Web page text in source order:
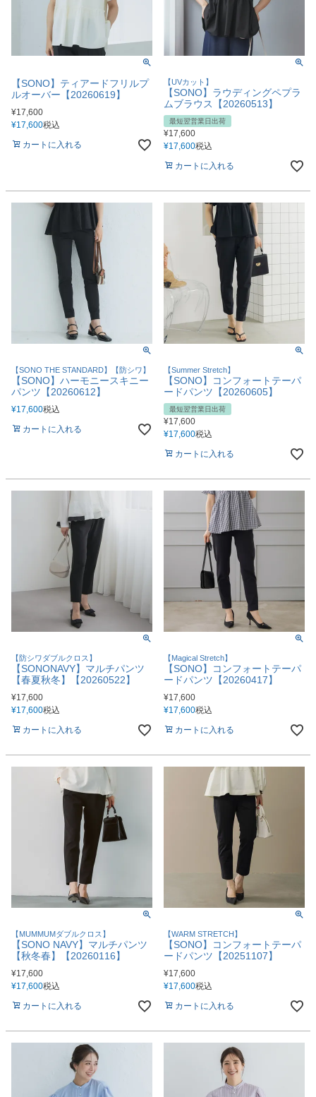
【SONO】ティアードフリルプ
ルオーバー【20260619】
¥17,600
¥17,600税込
カートに入れる
【UVカット】
【SONO】ラウディングペプラ
ムブラウス【20260513】
最短翌営業日出荷
¥17,600
¥17,600税込
カートに入れる
【SONO THE STANDARD】【防シワ】
【SONO】ハーモニースキニー
パンツ【20260612】
¥17,600税込
カートに入れる
【Summer Stretch】
【SONO】コンフォートテーパ
ードパンツ【20260605】
最短翌営業日出荷
¥17,600
¥17,600税込
カートに入れる
【防シワダブルクロス】
【SONONAVY】マルチパンツ
【春夏秋冬】【20260522】
¥17,600
¥17,600税込
カートに入れる
【Magical Stretch】
【SONO】コンフォートテーパ
ードパンツ【20260417】
¥17,600
¥17,600税込
カートに入れる
【MUMMUMダブルクロス】
【SONO NAVY】マルチパンツ
【秋冬春】【20260116】
¥17,600
¥17,600税込
カートに入れる
【WARM STRETCH】
【SONO】コンフォートテーパ
ードパンツ【20251107】
¥17,600
¥17,600税込
カートに入れる